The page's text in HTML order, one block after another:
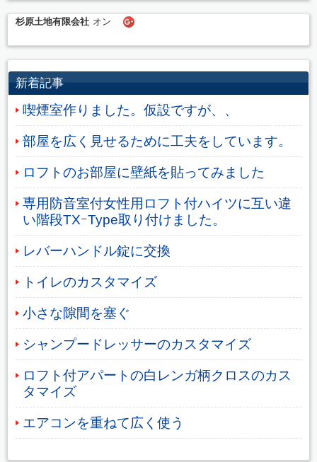
杉原土地有限会社 オン
新着記事
喫煙室作りました。仮設ですが、、
部屋を広く見せるために工夫をしています。
ロフトのお部屋に壁紙を貼ってみました
専用防音室付女性用ロフト付ハイツに互い違
い階段TXｰType取り付けました。
レバーハンドル錠に交換
トイレのカスタマイズ
小さな隙間を塞ぐ
シャンプードレッサーのカスタマイズ
ロフト付アパートの白レンガ柄クロスのカス
タマイズ
エアコンを重ねて広く使う